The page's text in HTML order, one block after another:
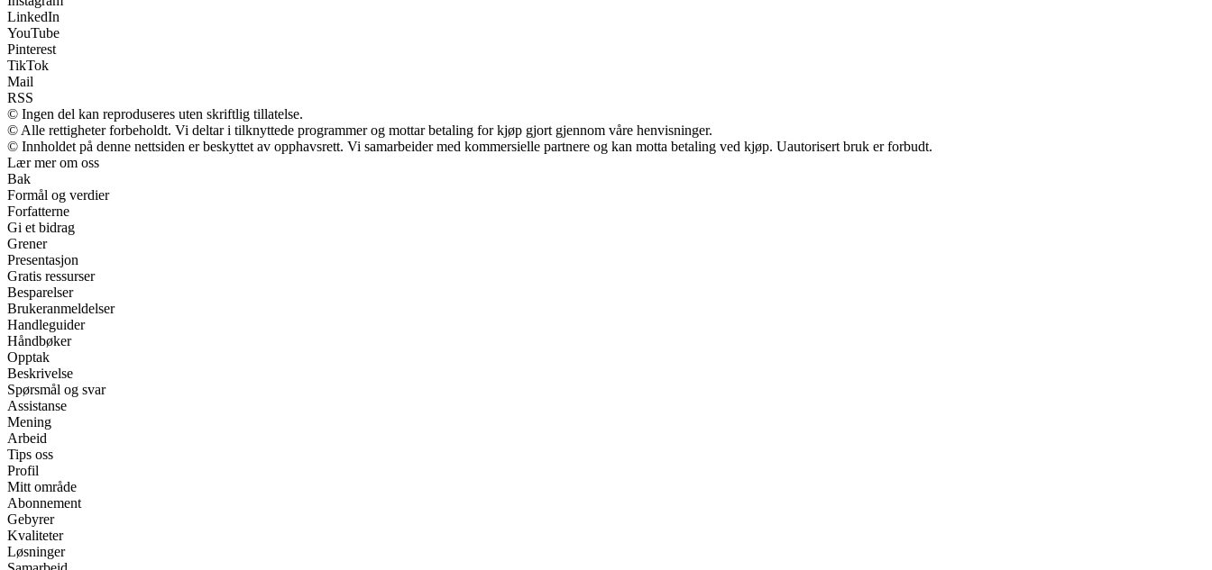
LinkedIn
YouTube
Pinterest
TikTok
Mail
RSS
© Ingen del kan reproduseres uten skriftlig tillatelse.
© Alle rettigheter forbeholdt. Vi deltar i tilknyttede programmer og mottar betaling for kjøp gjort gjennom våre henvisninger.
© Innholdet på denne nettsiden er beskyttet av opphavsrett. Vi samarbeider med kommersielle partnere og kan motta betaling ved kjøp. Uautorisert bruk er forbudt.
Lær mer om oss
Bak
Formål og verdier
Forfatterne
Gi et bidrag
Grener
Presentasjon
Gratis ressurser
Besparelser
Brukeranmeldelser
Handleguider
Håndbøker
Opptak
Beskrivelse
Spørsmål og svar
Assistanse
Mening
Arbeid
Tips oss
Profil
Mitt område
Abonnement
Gebyrer
Kvaliteter
Løsninger